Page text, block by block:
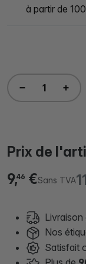
à partir de 100
Prix de
9,46 €Sans TVA
Livraison
Nos
Satisfait